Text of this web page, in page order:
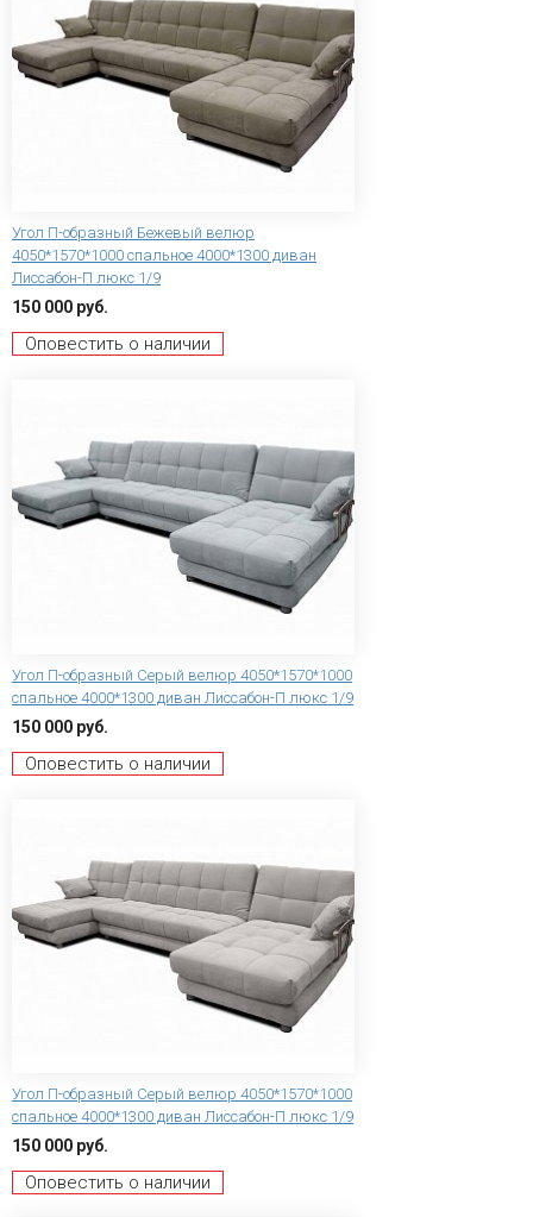
Угол П-образный Бежевый велюр
4050*1570*1000 спальное 4000*1300 диван
Лиссабон-П люкс 1/9
150 000 руб.
Оповестить о наличии
Угол П-образный Серый велюр 4050*1570*1000
спальное 4000*1300 диван Лиссабон-П люкс 1/9
150 000 руб.
Оповестить о наличии
Угол П-образный Серый велюр 4050*1570*1000
спальное 4000*1300 диван Лиссабон-П люкс 1/9
150 000 руб.
Оповестить о наличии